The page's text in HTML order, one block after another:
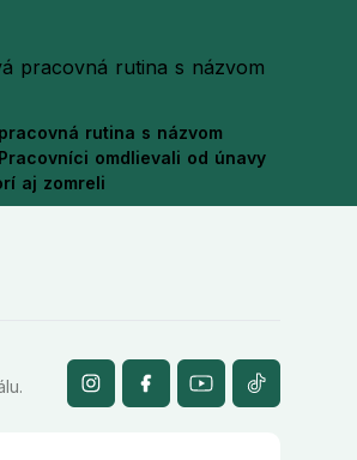
rutina s názvom
omdlievali od únavy
aj zomreli